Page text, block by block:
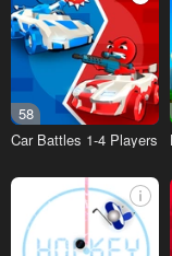
58
Car Battles 1-4 Players